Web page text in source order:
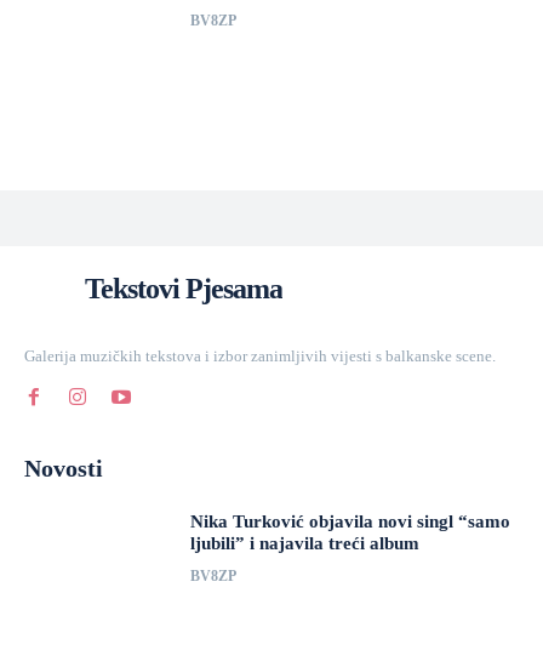
BV8ZP
Tekstovi Pjesama
Galerija muzičkih tekstova i izbor zanimljivih vijesti s balkanske scene.
Novosti
Nika Turković objavila novi singl “samo
ljubili” i najavila treći album
BV8ZP